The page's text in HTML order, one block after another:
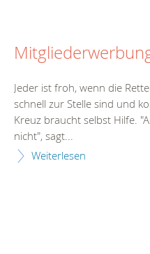
Jeder ist froh, wenn die
schnell zur Stelle sind und
Kreuz braucht selbst Hilfe.
nicht", sagt...
Weiterlesen